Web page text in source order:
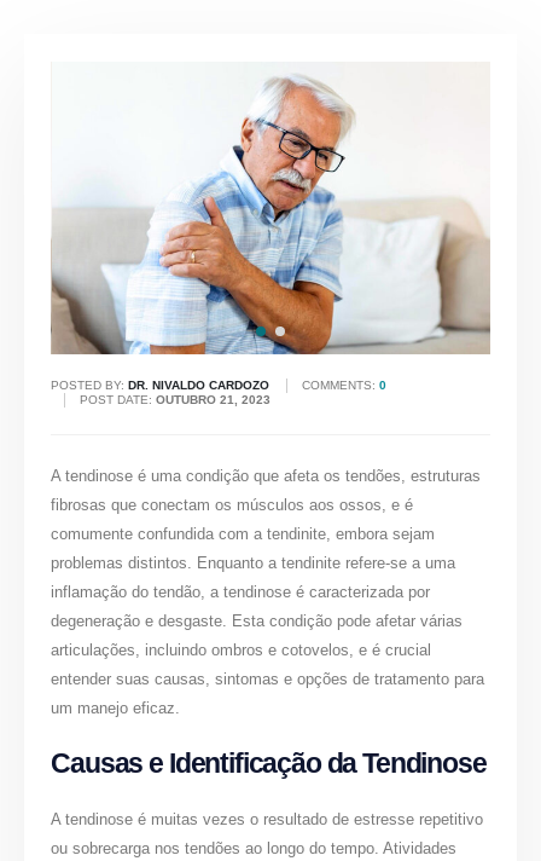
POSTED BY:DR. NIVALDO CARDOZO COMMENTS: 0
POST DATE: OUTUBRO 21, 2023
A tendinose é uma condição que afeta os tendões, estruturas
fibrosas que conectam os músculos aos ossos, e é
comumente confundida com a tendinite, embora sejam
problemas distintos. Enquanto a tendinite refere-se a uma
inflamação do tendão, a tendinose é caracterizada por
degeneração e desgaste. Esta condição pode afetar várias
articulações, incluindo ombros e cotovelos, e é crucial
entender suas causas, sintomas e opções de tratamento para
um manejo eficaz.
Causas e Identificação da Tendinose
A tendinose é muitas vezes o resultado de estresse repetitivo
ou sobrecarga nos tendões ao longo do tempo. Atividades